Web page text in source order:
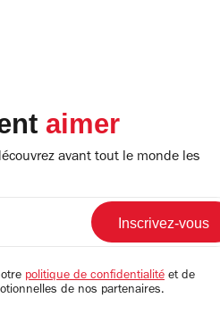
aimer
avant tout le monde les
politique de confidentialité et de
de nos partenaires.